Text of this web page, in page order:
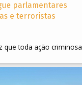
parlamentares
e terroristas
que toda ação criminosa